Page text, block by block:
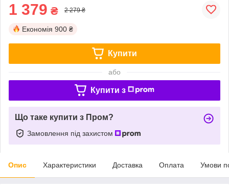
1 379 ₴ 2 279 ₴
Економія 900 ₴
Купити
або
Купити з
Що таке купити з Пром?
Замовлення під захистом
Опис Характеристики Доставка Оплата Умови